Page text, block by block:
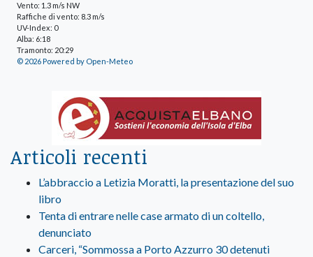
Vento: 1.3 m/s NW
Raffiche di vento: 8.3 m/s
UV-Index: 0
Alba: 6:18
Tramonto: 20:29
© 2026 Powered by Open-Meteo
Articoli recenti
L’abbraccio a Letizia Moratti, la presentazione del suo
libro
Tenta di entrare nelle case armato di un coltello,
denunciato
Carceri, “Sommossa a Porto Azzurro 30 detenuti